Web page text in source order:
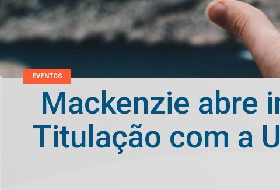
EVENTOS
Mackenzie abre
Titulação com a